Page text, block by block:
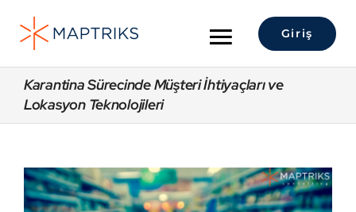
content
Toggle
Navigation
Hakkımızda
Maptriks Platform
Giriş
Karantina Sürecinde Müşteri İhtiyaçları ve
Lokasyon Teknolojileri
View
Larger